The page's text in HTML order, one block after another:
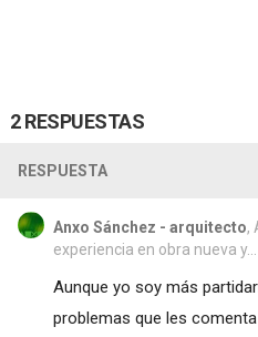
2 RESPUESTAS
RESPUESTA
Anxo Sánchez - arquitecto,
experiencia en obra nueva y...
Aunque yo soy más
problemas que les